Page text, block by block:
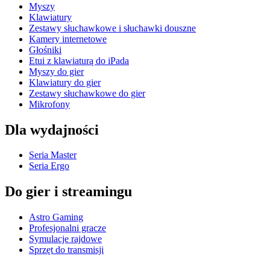
Myszy
Klawiatury
Zestawy słuchawkowe i słuchawki douszne
Kamery internetowe
Głośniki
Etui z klawiaturą do iPada
Myszy do gier
Klawiatury do gier
Zestawy słuchawkowe do gier
Mikrofony
Dla wydajności
Seria Master
Seria Ergo
Do gier i streamingu
Astro Gaming
Profesjonalni gracze
Symulacje rajdowe
Sprzęt do transmisji